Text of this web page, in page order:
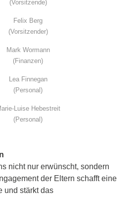
(Vorsitzende)
Felix Berg
(Vorsitzender)
Mark Wormann
(Finanzen)
Lea Finnegan
(Personal)
Luise Hebestreit
(Personal)
nicht nur erwünscht, sondern
der Eltern schafft eine
und stärkt das